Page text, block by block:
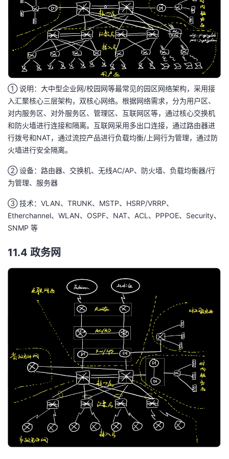
① 说明：大中型企业网/校园网等最常见的园区网络架构，采用接
入汇聚核心三层架构，双核心网络。根据网络需求，分为用户区、
对内服务区、对外服务区、管理区、互联网区等，通过核心交换机
和防火墙进行连接和隔离。互联网采用多出口连接，通过路由器进
行拨号和NAT，通过流控产品进行负载均衡/上网行为管理，通过防
火墙进行安全隔离。
② 设备：路由器、交换机、无线AC/AP、防火墙、负载均衡器/行
为管理、服务器
③ 技术：VLAN、TRUNK、MSTP、HSRP/VRRP、
Etherchannel、WLAN、OSPF、NAT、ACL、PPPOE、Security、
SNMP 等
11.4 政务网